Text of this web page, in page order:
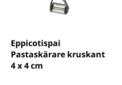
Eppicotispai
Pastaskärare kruskant
4 x 4 cm